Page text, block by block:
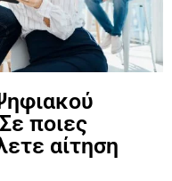
ποιες
αίτηση